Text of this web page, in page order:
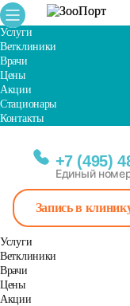
Услуги
Ветклиники
Врачи
Цены
Акции
Стационары
Контакты
+7 (495)
Единый
Запись в
Услуги
Ветклиники
Врачи
Цены
Акции